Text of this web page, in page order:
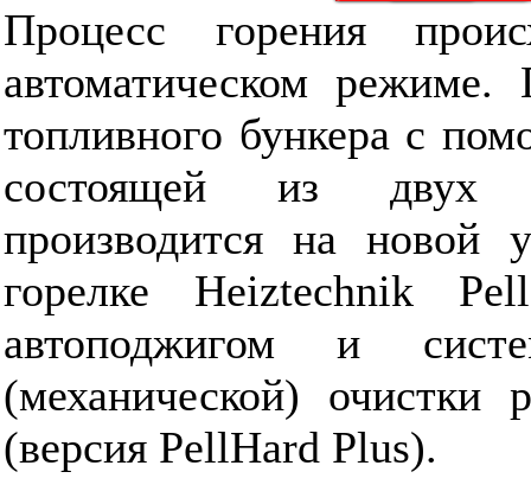
Процесс горения
автоматическом
топливного бункера с
состоящей из двух
производится на новой
горелке Heiztechnik
автоподжигом и
(механической) очистки
(версия PellHard Plus).